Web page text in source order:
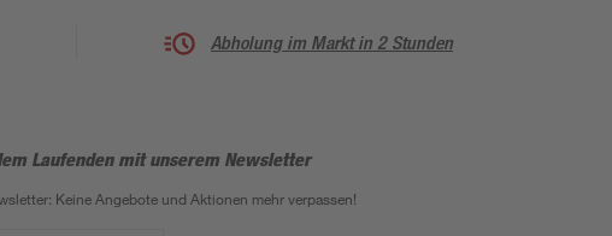
Abholung im Markt in 2 Stunden
Laufenden mit unserem Newsletter
Keine Angebote und Aktionen mehr verpassen!